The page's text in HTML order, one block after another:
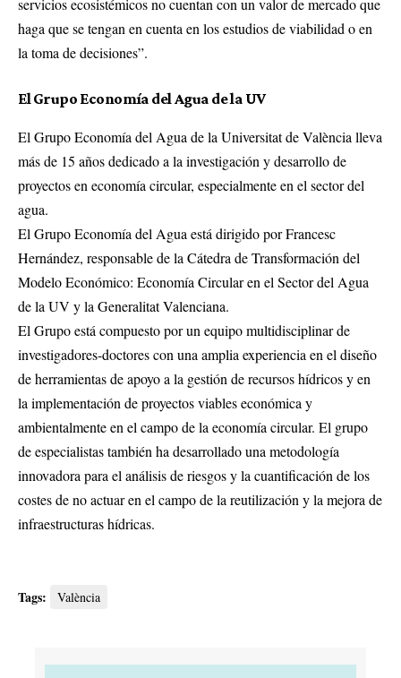
servicios ecosistémicos no cuentan con un valor de mercado que
haga que se tengan en cuenta en los estudios de viabilidad o en
la toma de decisiones”.
El Grupo Economía del Agua de la UV
El Grupo Economía del Agua de la Universitat de València lleva
más de 15 años dedicado a la investigación y desarrollo de
proyectos en economía circular, especialmente en el sector del
agua.
El Grupo Economía del Agua está dirigido por Francesc
Hernández, responsable de la Cátedra de Transformación del
Modelo Económico: Economía Circular en el Sector del Agua
de la UV y la Generalitat Valenciana.
El Grupo está compuesto por un equipo multidisciplinar de
investigadores-doctores con una amplia experiencia en el diseño
de herramientas de apoyo a la gestión de recursos hídricos y en
la implementación de proyectos viables económica y
ambientalmente en el campo de la economía circular. El grupo
de especialistas también ha desarrollado una metodología
innovadora para el análisis de riesgos y la cuantificación de los
costes de no actuar en el campo de la reutilización y la mejora de
infraestructuras hídricas.
Tags: València